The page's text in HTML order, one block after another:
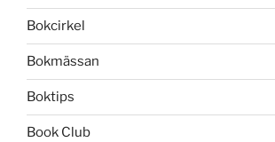
Bokcirkel
Bokmässan
Boktips
Book Club